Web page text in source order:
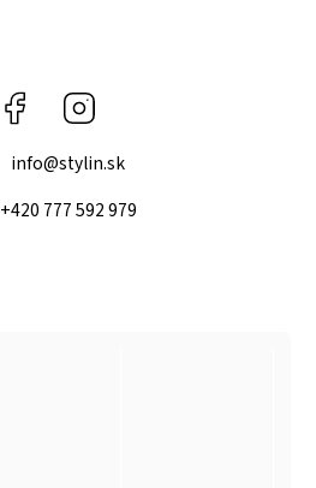
Facebook
info@stylin.sk
+420 777 592 979